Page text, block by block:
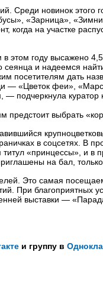
Среди новинок
«Зарница»,
когда на участке
году высажено
сеянца и надеемся
дать
— «Цветок феи»,
подчеркнула
предстоит выбрать
в соцсетях. В
«принцессы», и в
на бал,
Это самая
При благоприятных
выставки —
и группу в